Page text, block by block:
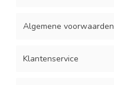
Algemene voorwaarden
Klantenservice